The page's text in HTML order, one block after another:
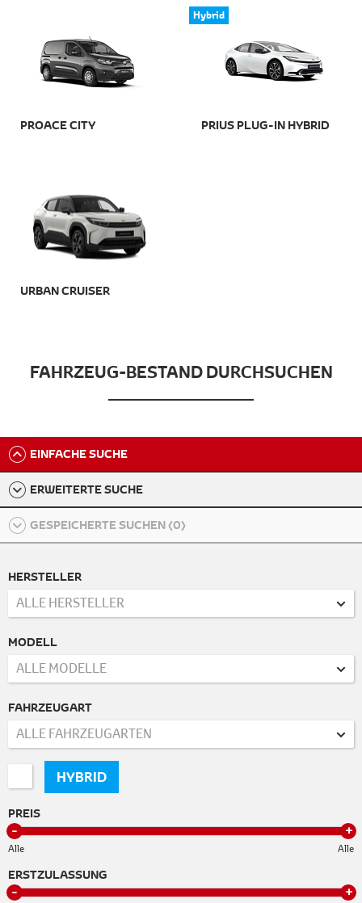
PROACE CITY
Hybrid
PRIUS PLUG-IN HYBRID
URBAN CRUISER
FAHRZEUG-BESTAND DURCHSUCHEN
EINFACHE SUCHE
ERWEITERTE SUCHE
GESPEICHERTE SUCHEN (0)
HERSTELLER
ALLE HERSTELLER
MODELL
ALLE MODELLE
FAHRZEUGART
ALLE FAHRZEUGARTEN
HYBRID
PREIS
Alle Alle
ERSTZULASSUNG